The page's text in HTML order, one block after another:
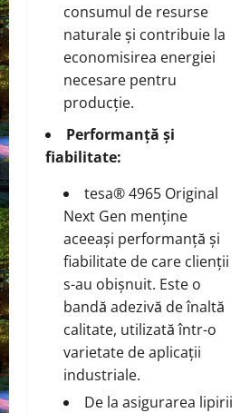
consumul de resurse
naturale și contribuie la
economisirea energiei
necesare pentru
producție.
Performanță și
fiabilitate:
tesa® 4965 Original
Next Gen menține
aceeași performanță și
fiabilitate de care clienții
s-au obișnuit. Este o
bandă adezivă de înaltă
calitate, utilizată într-o
varietate de aplicații
industriale.
De la asigurarea lipirii